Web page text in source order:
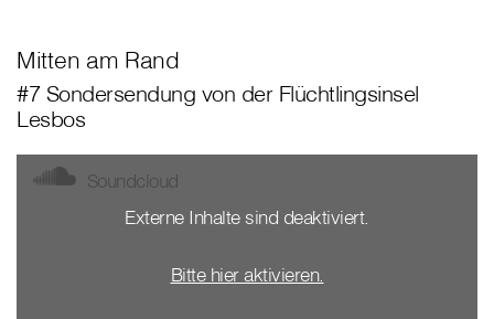
Mitten am Rand
#7 Sondersendung von der Flüchtlingsinsel
Lesbos
Soundcloud
Externe Inhalte sind deaktiviert.
Bitte hier aktivieren.